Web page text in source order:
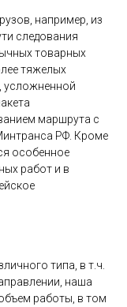
например, из
следования
товарных
тяжелых
усложненной
маршрута с
РФ. Кроме
особенное
работ и в
типа, в т.ч.
наша
работы, в том